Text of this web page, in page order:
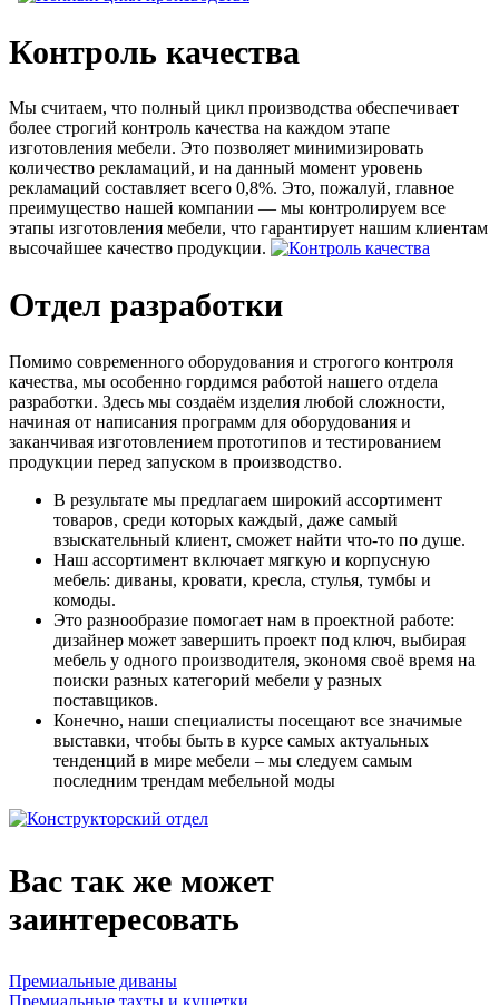
Контроль качества
Мы считаем, что полный цикл производства обеспечивает
более строгий контроль качества на каждом этапе
изготовления мебели. Это позволяет минимизировать
количество рекламаций, и на данный момент уровень
рекламаций составляет всего 0,8%. Это, пожалуй, главное
преимущество нашей компании — мы контролируем все
этапы изготовления мебели, что гарантирует нашим клиентам
высочайшее качество продукции.
Отдел разработки
Помимо современного оборудования и строгого контроля
качества, мы особенно гордимся работой нашего отдела
разработки. Здесь мы создаём изделия любой сложности,
начиная от написания программ для оборудования и
заканчивая изготовлением прототипов и тестированием
продукции перед запуском в производство.
В результате мы предлагаем широкий ассортимент
товаров, среди которых каждый, даже самый
взыскательный клиент, сможет найти что-то по душе.
Наш ассортимент включает мягкую и корпусную
мебель: диваны, кровати, кресла, стулья, тумбы и
комоды.
Это разнообразие помогает нам в проектной работе:
дизайнер может завершить проект под ключ, выбирая
мебель у одного производителя, экономя своё время на
поиски разных категорий мебели у разных
поставщиков.
Конечно, наши специалисты посещают все значимые
выставки, чтобы быть в курсе самых актуальных
тенденций в мире мебели – мы следуем самым
последним трендам мебельной моды
Вас так же может
заинтересовать
Премиальные диваны